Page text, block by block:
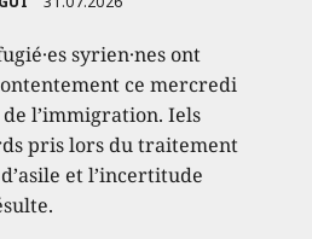
syrien·nes ont
ce mercredi
l’immigration. Iels
pris lors du traitement
et l’incertitude